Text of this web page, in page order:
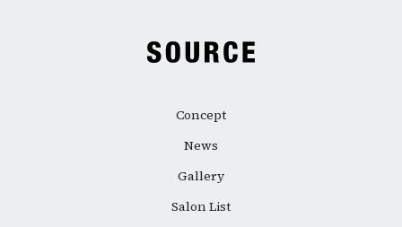
Concept
News
Gallery
Salon List